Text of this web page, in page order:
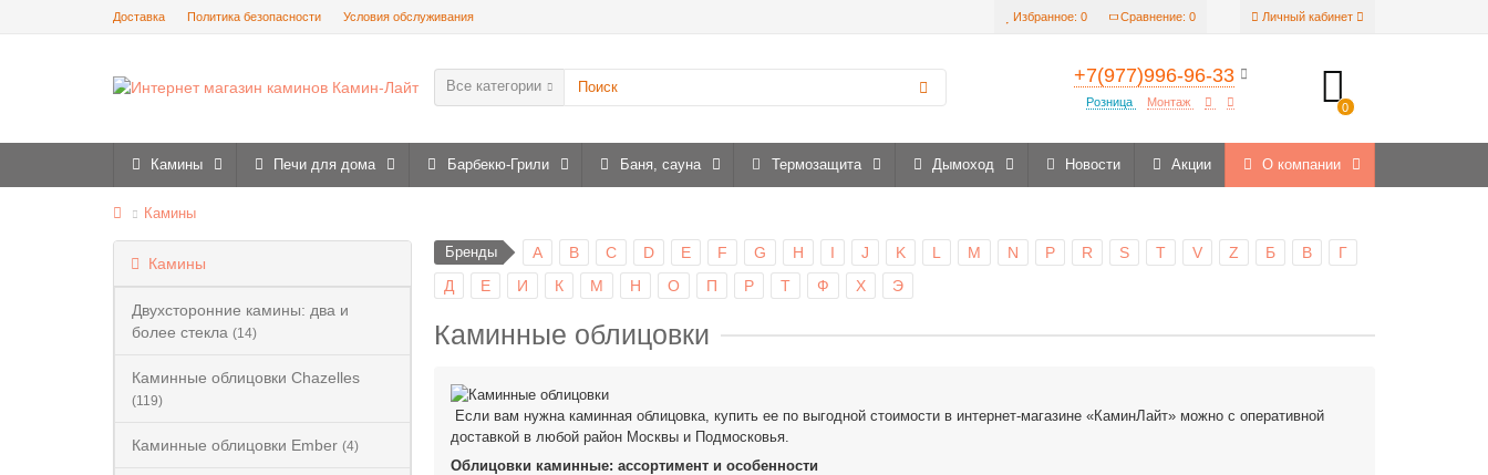
Личный кабинет
Сравнение: 0
Избранное: 0
Доставка Политика безопасности Условия обслуживания
+7(977)996-96-33
Розница Монтаж 0
Все категории
Камины Печи для дома Барбекю-Грили Баня, сауна Термозащита Дымоход Новости Акции О компании
Камины
Камины
Двухсторонние камины: два и
более стекла (14)
Каминные облицовки Chazelles
(119)
Каминные облицовки Ember (4)
Бренды A B C D E F G H I J K L M N P R S T V Z Б В
Г
Д
Е И К М Н О П Р Т Ф Х Э
Каминные облицовки
Если вам нужна каминная облицовка, купить ее по выгодной стоимости в интернет-магазине «КаминЛайт» можно с оперативной
доставкой в любой район Москвы и Подмосковья.
Облицовки каминные: ассортимент и особенности